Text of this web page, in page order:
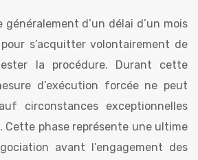
généralement d’un délai d’un mois
s’acquitter volontairement de
la procédure. Durant cette
d’exécution forcée ne peut
circonstances exceptionnelles
Cette phase représente une ultime
avant l’engagement des